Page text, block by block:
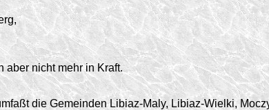
aber nicht mehr in Kraft.
die Gemeinden Libiaz-Maly, Libiaz-Wielki,